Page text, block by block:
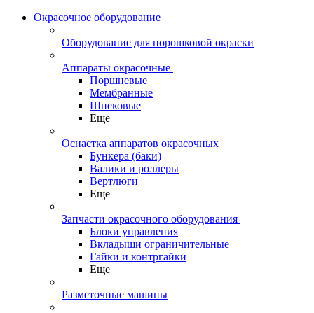
Окрасочное оборудование
Оборудование для порошковой окраски
Аппараты окрасочные
Поршневые
Мембранные
Шнековые
Еще
Оснастка аппаратов окрасочных
Бункера (баки)
Валики и роллеры
Вертлюги
Еще
Запчасти окрасочного оборудования
Блоки управления
Вкладыши ограничительные
Гайки и контргайки
Еще
Разметочные машины